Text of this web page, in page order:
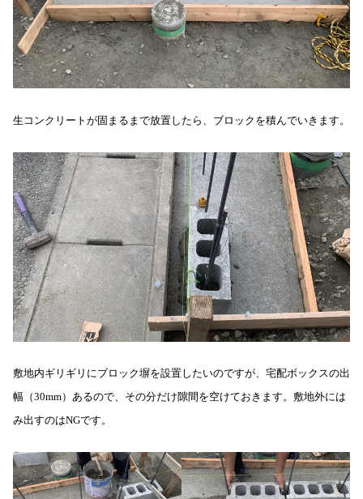
生コンクリートが固まるまで放置したら、ブロックを積んでいきます。
敷地内ギリギリにブロック塀を設置したいのですが、宅配ボックスの出
幅（30mm）あるので、その分だけ隙間を空けておきます。敷地外には
み出すのはNGです。